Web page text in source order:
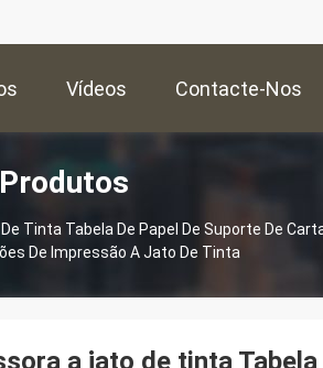
Vídeos Contacte-Nos
Tinta Tabela De Papel De Suporte De
De Impressão A Jato De Tinta
a jato de tinta Tabela